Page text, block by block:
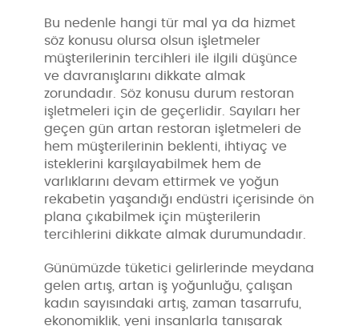
Bu nedenle hangi tür mal ya da hizmet
söz konusu olursa olsun işletmeler
müşterilerinin tercihleri ile ilgili düşünce
ve davranışlarını dikkate almak
zorundadır. Söz konusu durum restoran
işletmeleri için de geçerlidir. Sayıları her
geçen gün artan restoran işletmeleri de
hem müşterilerinin beklenti, ihtiyaç ve
isteklerini karşılayabilmek hem de
varlıklarını devam ettirmek ve yoğun
rekabetin yaşandığı endüstri içerisinde ön
plana çıkabilmek için müşterilerin
tercihlerini dikkate almak durumundadır.
Günümüzde tüketici gelirlerinde meydana
gelen artış, artan iş yoğunluğu, çalışan
kadın sayısındaki artış, zaman tasarrufu,
ekonomiklik, yeni insanlarla tanışarak